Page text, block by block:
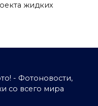
жидких
- Фотоновости,
со всего мира